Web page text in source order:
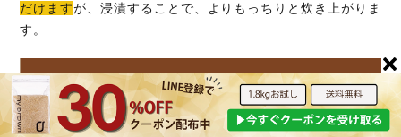
だけますが、浸漬することで、よりもっちりと炊き上がりま
す。
全国の玄米を食べ比べるなら
「mybrown」がおすすめ！